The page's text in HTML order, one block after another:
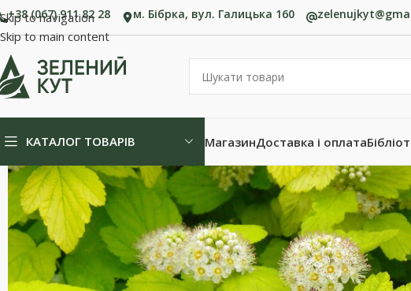
Skip to navigation
Skip to main content
+38 (067) 911 82 28 м. Бібрка, вул. Галицька 160
КАТАЛОГ ТОВАРІВ МагазинДоставка і оплата